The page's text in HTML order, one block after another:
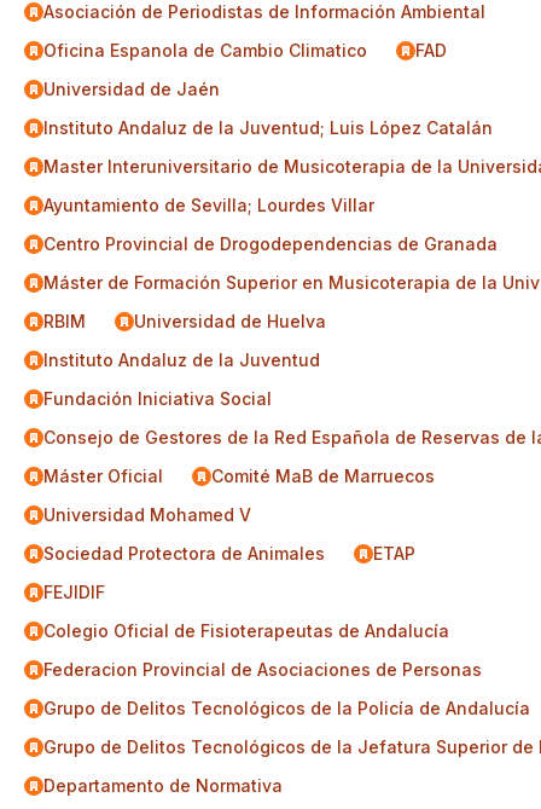
Asociación de Periodistas de Información Ambiental
Oficina Espanola de Cambio Climatico
FAD
Universidad de Jaén
Instituto Andaluz de la Juventud; Luis López Catalán
Master Interuniversitario de Musicoterapia de la
Ayuntamiento de Sevilla; Lourdes Villar
Centro Provincial de Drogodependencias de Granada
Máster de Formación Superior en Musicoterapia de la
RBIM
Universidad de Huelva
Instituto Andaluz de la Juventud
Fundación Iniciativa Social
Consejo de Gestores de la Red Española de Reservas de
Máster Oficial
Comité MaB de Marruecos
Universidad Mohamed V
Sociedad Protectora de Animales
ETAP
FEJIDIF
Colegio Oficial de Fisioterapeutas de Andalucía
Federacion Provincial de Asociaciones de Personas
Grupo de Delitos Tecnológicos de la Policía de Andalucía
Grupo de Delitos Tecnológicos de la Jefatura Superior
Departamento de Normativa